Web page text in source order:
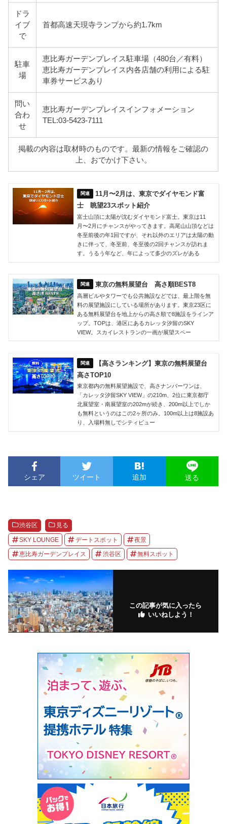
ドラ
イブ
で
首都高速天現寺ランプから約1.7km
駐車
場
恵比寿ガーデンプレイス駐車場（480台／有料）
恵比寿ガーデンプレイス内各店舗の利用による駐
車券サービスあり
問い
合わ
せ
恵比寿ガーデンプレイスインフォメーション
TEL:03-5423-7111
掲載の内容は取材時のものです。最新の情報をご確認の
上、おでかけ下さい。
11月〜2月は、東京でダイヤモンド富
士 眺望23スポット紹介
富士山頂に太陽が沈むダイヤモンド富士。東京は11
月〜2月にチャンスがやってきます。高尾山山頂などは
冬至前後の年1回ですが、それ以外のエリアは太陽の動
きに伴って、冬至前、冬至後の2回チャンスが訪れま
す。うるう年など、年によって多少のズレがある
東京の無料展望台 高さ順BEST8
高層ビルやタワーでも公共施設などでは、最上階を無
料の展望施設にしている場所があります。東京23区に
ある無料展望台を地上からの高さ順で8施設をラインア
ップ。TOPは、港区にあるカレッタ汐留のSKY
VIEW。スカイレストランの一画が展望スペー
【高さランキング】東京の無料展望台
高さTOP10
東京都内の無料展望施設で、高さナンバーワンは、
「カレッタ汐留SKY VIEW」の210m、2位に東京都庁
北展望室・南展望室の202mが続き、200m以上でしか
も無料というのはこの2ヶ所のみ。100m以上は8施設あ
り、入場料無しでシティビュー
シェア ツイート 追加 送る
渋谷区 見る
SKY LOUNGE デートスポット 夜景
恵比寿ガーデンプレイス 渋谷区 無料スポット
この記事が気に入ったら
いいねしよう！